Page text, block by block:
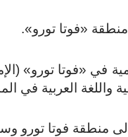
«فوتا تورو».
في «فوتا تورو»
واللغة العربية في
منطقة فوتا تورو